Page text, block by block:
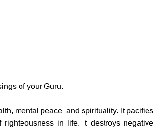
of your Guru.
mental peace, and spirituality. It pacifies
in life. It destroys negative